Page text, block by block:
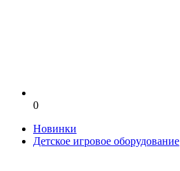
0
Новинки
Детское игровое оборудование